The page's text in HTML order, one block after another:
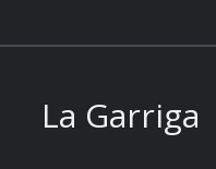
La Garriga